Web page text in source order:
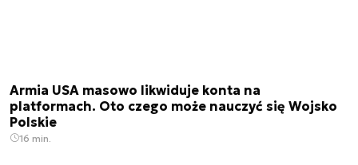
Armia USA masowo likwiduje konta na
platformach. Oto czego może nauczyć się Wojsko
Polskie
16 min.